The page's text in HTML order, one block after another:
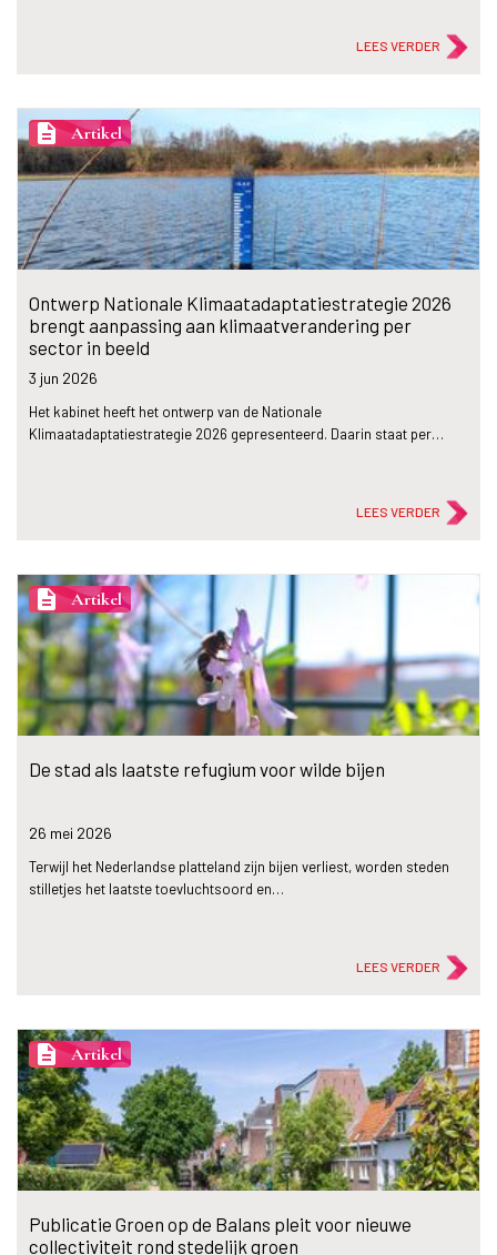
LEES VERDER
description Artikel
Ontwerp Nationale Klimaatadaptatiestrategie 2026
brengt aanpassing aan klimaatverandering per
sector in beeld
3 jun 2026
Het kabinet heeft het ontwerp van de Nationale
Klimaatadaptatiestrategie 2026 gepresenteerd. Daarin staat per…
LEES VERDER
description Artikel
De stad als laatste refugium voor wilde bijen
26 mei 2026
Terwijl het Nederlandse platteland zijn bijen verliest, worden steden
stilletjes het laatste toevluchtsoord en…
LEES VERDER
description Artikel
Publicatie Groen op de Balans pleit voor nieuwe
collectiviteit rond stedelijk groen